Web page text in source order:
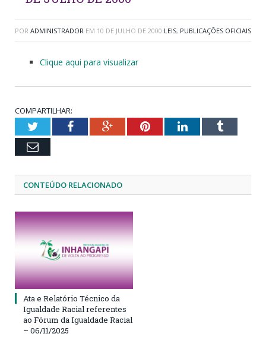
POR ADMINISTRADOR EM 10 DE JULHO DE 2000 LEIS, PUBLICAÇÕES OFICIAIS
Clique aqui para visualizar
COMPARTILHAR:
TwitterFacebookGoogle+PinterestLinkedInTumblr
Email
CONTEÚDO RELACIONADO
Ata e Relatório Técnico da
Igualdade Racial referentes
ao Fórum da Igualdade Racial
– 06/11/2025